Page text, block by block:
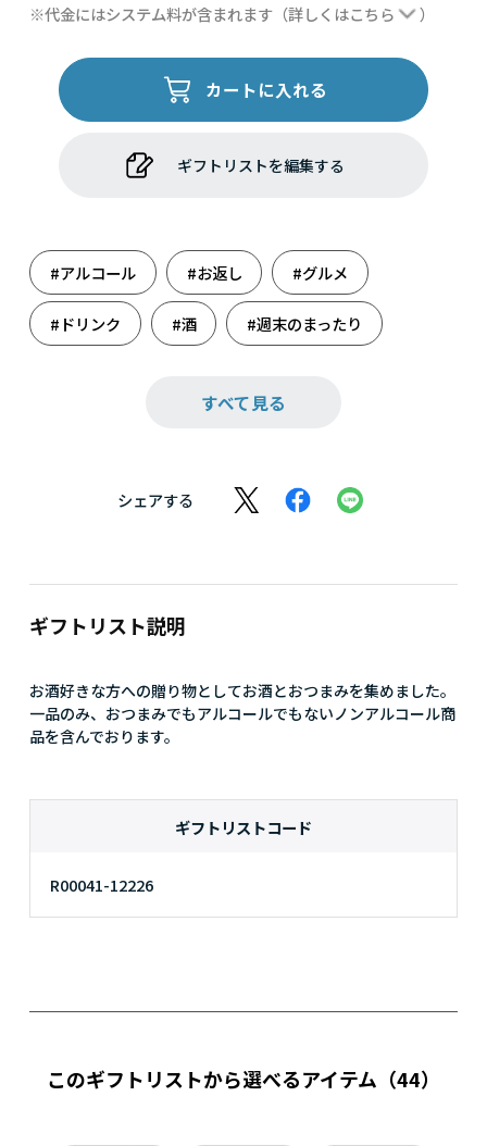
※代金にはシステム料が含まれます（詳しくはこちら ）
カートに入れる
ギフトリストを編集する
#アルコール #お返し #グルメ
#ドリンク #酒 #週末のまったり
すべて見る
シェアする
ギフトリスト説明
お酒好きな方への贈り物としてお酒とおつまみを集めました。
一品のみ、おつまみでもアルコールでもないノンアルコール商
品を含んでおります。
ギフトリストコード
R00041-12226
このギフトリストから選べるアイテム （44）